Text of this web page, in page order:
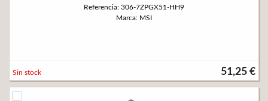
Referencia: 306-7ZPGX51-HH9
Marca: MSI
51,25 €
Sin stock